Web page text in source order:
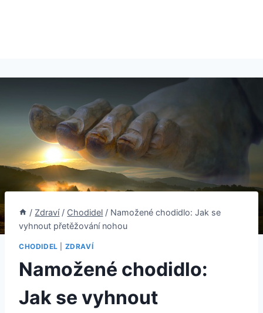
/ Zdraví / Chodidel / Namožené chodidlo: Jak se
vyhnout přetěžování nohou
CHODIDEL ZDRAVÍ
Namožené chodidlo:
Jak se vyhnout